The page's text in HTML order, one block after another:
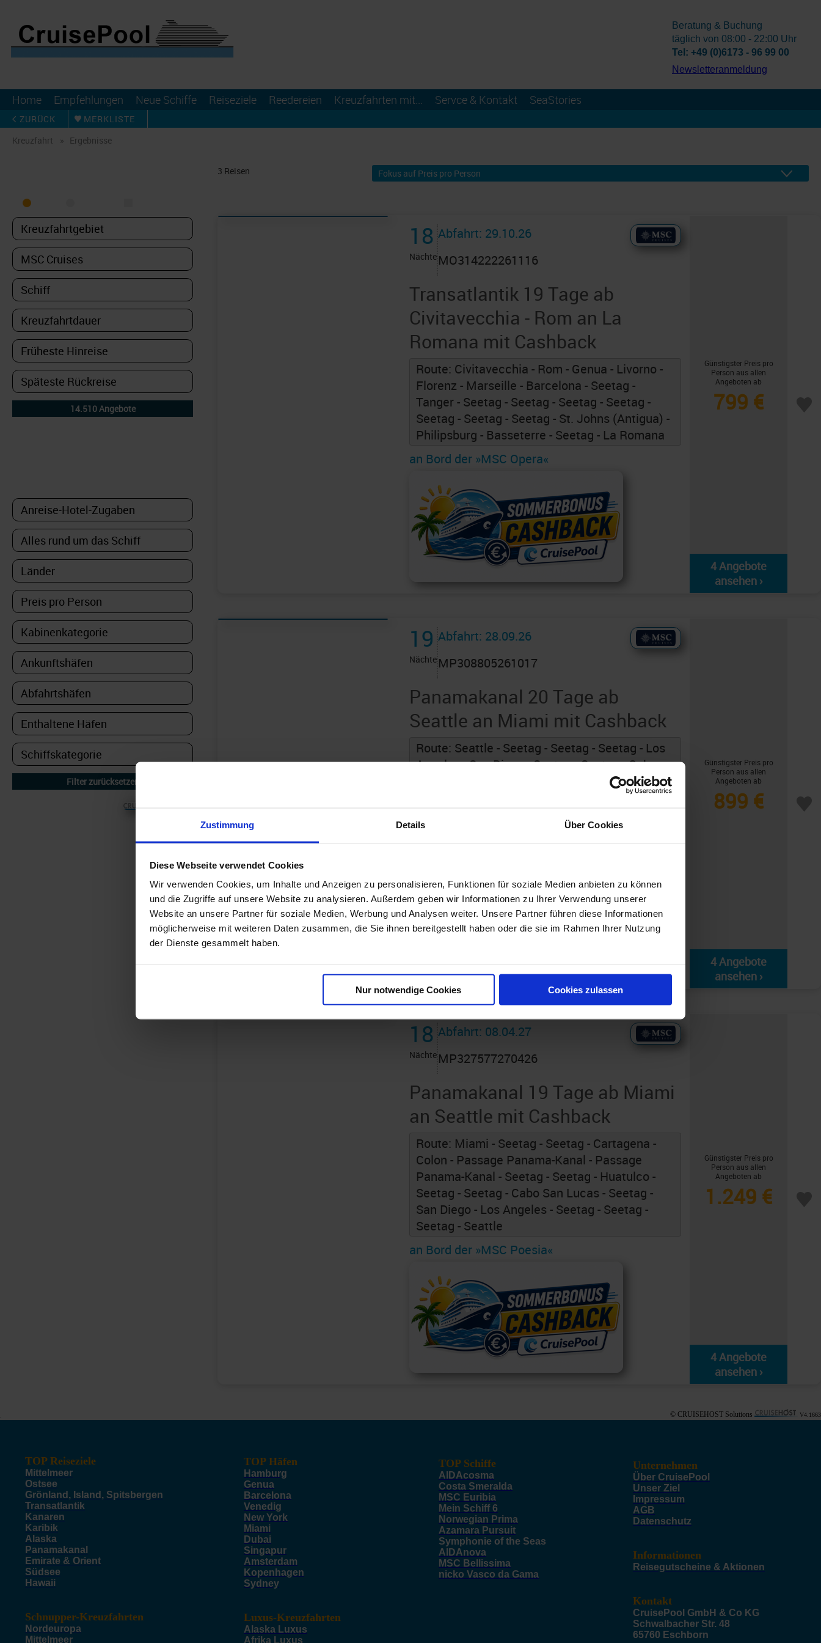
Zustimmung Details Über Cookies
Diese Webseite verwendet Cookies
Wir verwenden Cookies, um Inhalte und Anzeigen zu personalisieren, Funktionen für soziale Medien anbieten zu können
und die Zugriffe auf unsere Website zu analysieren. Außerdem geben wir Informationen zu Ihrer Verwendung unserer
Website an unsere Partner für soziale Medien, Werbung und Analysen weiter. Unsere Partner führen diese Informationen
möglicherweise mit weiteren Daten zusammen, die Sie ihnen bereitgestellt haben oder die sie im Rahmen Ihrer Nutzung
der Dienste gesammelt haben.
Nur notwendige Cookies Cookies zulassen
Home Empfehlungen Neue Schiffe Reiseziele Reedereien Kreuzfahrten mit... Servce & Kontakt SeaStories
Beratung & Buchung
täglich von 08:00 - 22:00 Uhr
Tel: +49 (0)6173 - 96 99 00
­Newsletteranmeldung
ZURÜCK
MERKLISTE
Kreuzfahrt
Ergebnisse
3 Reisen
18
Nächte
Abfahrt: 29.10.26
MO314222261116
Transatlantik 19 Tage ab
Civitavecchia - Rom an La
Romana mit Cashback
Route: Civitavecchia - Rom - Genua - Livorno -
Florenz - Marseille - Barcelona - Seetag -
Tanger - Seetag - Seetag - Seetag - Seetag -
Seetag - Seetag - Seetag - St. Johns (Antigua) -
Philipsburg - Basseterre - Seetag - La Romana
an Bord der »MSC Opera«
Günstigster Preis pro
Person aus allen
Angeboten ab
799 €
4 Angebote
ansehen ›
19
Nächte
Abfahrt: 28.09.26
MP308805261017
Panamakanal 20 Tage ab
Seattle an Miami mit Cashback
Route: Seattle - Seetag - Seetag - Seetag - Los
Angeles - San Diego - Seetag - Seetag - Cabo
San Lucas - Seetag - Seetag - Seetag -
Puntarenas - Seetag - Passage Panama-Kanal -
Seetag - Seetag - Miami
Günstigster Preis pro
Person aus allen
Angeboten ab
899 €
4 Angebote
ansehen ›
18
Nächte
Abfahrt: 08.04.27
MP327577270426
Panamakanal 19 Tage ab Miami
an Seattle mit Cashback
Route: Miami - Seetag - Seetag - Cartagena -
Colon - Passage Panama-Kanal - Passage
Panama-Kanal - Seetag - Seetag - Huatulco -
Seetag - Seetag - Cabo San Lucas - Seetag -
San Diego - Los Angeles - Seetag - Seetag -
Seetag - Seattle
an Bord der »MSC Poesia«
Günstigster Preis pro
Person aus allen
Angeboten ab
1.249 €
4 Angebote
ansehen ›
© CRUISEHOST Solutions V4.1663
TOP Reiseziele
Mittelmeer
Ostsee
Grönland, Island, Spitsbergen
Transatlantik
Kanaren
Karibik
Alaska
Panamakanal
Emirate & Orient
Südsee
Hawaii
Schnupper-Kreuzfahrten
Nordeuropa
Mittelmeer
TOP Häfen
Hamburg
Genua
Barcelona
Venedig
New York
Miami
Dubai
Singapur
Amsterdam
Kopenhagen
Sydney
Luxus-Kreuzfahrten
Alaska Luxus
Afrika Luxus
TOP Schiffe
AIDAcosma
Costa Smeralda
MSC Euribia
Mein Schiff 6
Norwegian Prima
Azamara Pursuit
Symphonie of the Seas
AIDAnova
MSC Bellissima
nicko Vasco da Gama
Unternehmen
Über CruisePool
Unser Ziel
Impressum
AGB
Datenschutz
Informationen
Reisegutscheine & Aktionen
Kontakt
CruisePool GmbH & Co KG
Schwalbacher Str. 48
65760 Eschborn